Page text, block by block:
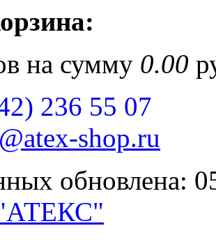
на сумму 0.00
236 55 07
shop.ru
обновлена: